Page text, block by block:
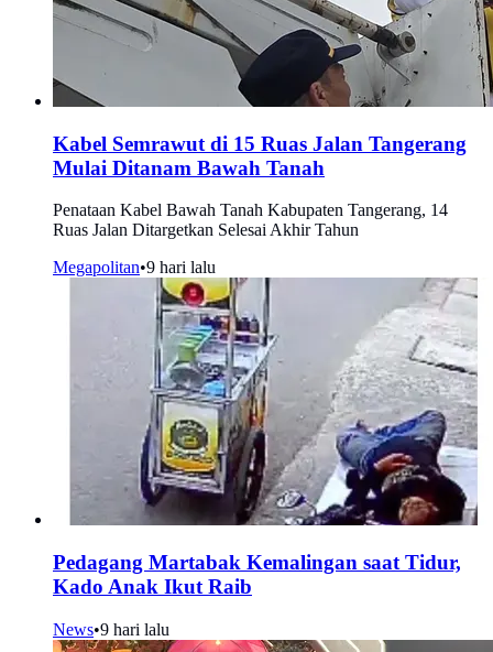
Kabel Semrawut di 15 Ruas Jalan Tangerang
Mulai Ditanam Bawah Tanah
Penataan Kabel Bawah Tanah Kabupaten Tangerang, 14
Ruas Jalan Ditargetkan Selesai Akhir Tahun
Megapolitan•9 hari lalu
Pedagang Martabak Kemalingan saat Tidur,
Kado Anak Ikut Raib
News•9 hari lalu